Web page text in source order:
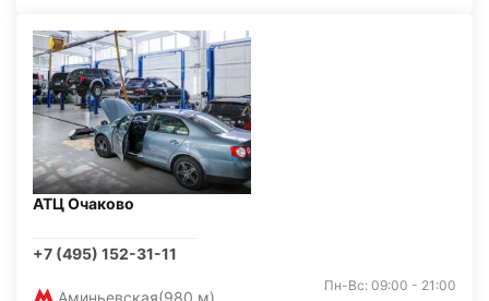
АТЦ Очаково
+7 (495) 152-31-11
Аминьевская(980 м)
Пн-Вс: 09:00 - 21:00